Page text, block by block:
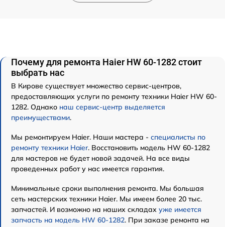
Почему для ремонта Haier HW 60-1282 стоит
выбрать нас
В Кирове существует множество сервис-центров,
предоставляющих услуги по ремонту техники Haier HW 60-
1282. Однако наш сервис-центр выделяется
преимуществами.
Мы ремонтируем Haier. Наши мастера - специалисты по
ремонту техники Haier. Восстановить модель HW 60-1282
для мастеров не будет новой задачей. На все виды
проведенных работ у нас имеется гарантия.
Минимальные сроки выполнения ремонта. Мы большая
сеть мастерских техники Haier. Мы имеем более 20 тыс.
запчастей. И возможно на наших складах уже имеется
запчасть на модель HW 60-1282. При заказе ремонта на